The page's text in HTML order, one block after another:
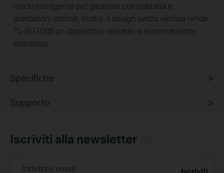
modo intelligente per garantire compatibilità e
prestazioni ottimali. Inoltre, il design senza ventola rende
TL-SG108S un dispositivo versatile e estremamente
silenzioso.
Specifiche
Supporto
Iscriviti alla newsletter
Indirizzo email